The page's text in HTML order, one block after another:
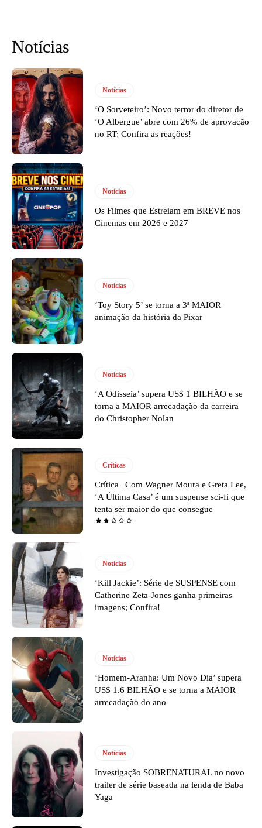
Notícias
Notícias
‘O Sorveteiro’: Novo terror do diretor de
‘O Albergue’ abre com 26% de aprovação
no RT; Confira as reações!
Notícias
Os Filmes que Estreiam em BREVE nos
Cinemas em 2026 e 2027
Notícias
‘Toy Story 5’ se torna a 3ª MAIOR
animação da história da Pixar
Notícias
‘A Odisseia’ supera US$ 1 BILHÃO e se
torna a MAIOR arrecadação da carreira
do Christopher Nolan
Críticas
Crítica | Com Wagner Moura e Greta Lee,
‘A Última Casa’ é um suspense sci-fi que
tenta ser maior do que consegue
Notícias
‘Kill Jackie’: Série de SUSPENSE com
Catherine Zeta-Jones ganha primeiras
imagens; Confira!
Notícias
‘Homem-Aranha: Um Novo Dia’ supera
US$ 1.6 BILHÃO e se torna a MAIOR
arrecadação do ano
Notícias
Investigação SOBRENATURAL no novo
trailer de série baseada na lenda de Baba
Yaga